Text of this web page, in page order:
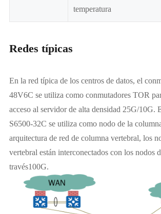
temperatura
Redes típicas
En la red típica de los centros de datos, el
48V6C se utiliza como conmutadores TOR
acceso al servidor de alta densidad 25G/10G.
S6500-32C se utiliza como nodo de la
arquitectura de red de columna vertebral, los
vertebral están interconectados con los nodos
través100G.